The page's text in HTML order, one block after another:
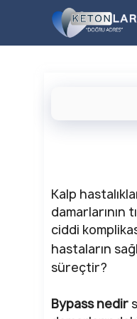
Kalp
damarlarının
ciddi
hastaların
süreçtir?
Bypass nedir